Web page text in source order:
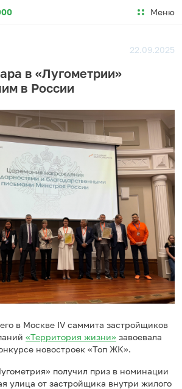
Меню
22.09.2025
в «Лугометрии»
в России
в Москве IV саммита застройщиков
«Территория жизни» завоевала
новостроек «Топ ЖК».
получил приз в номинации
улица от застройщика внутри жилого